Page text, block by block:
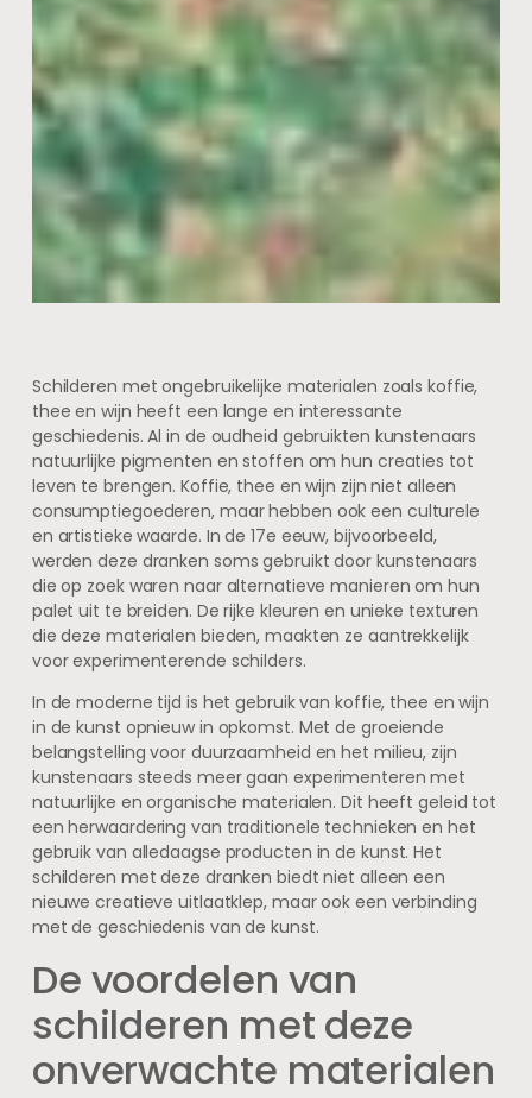
Schilderen met ongebruikelijke materialen zoals koffie,
thee en wijn heeft een lange en interessante
geschiedenis. Al in de oudheid gebruikten kunstenaars
natuurlijke pigmenten en stoffen om hun creaties tot
leven te brengen. Koffie, thee en wijn zijn niet alleen
consumptiegoederen, maar hebben ook een culturele
en artistieke waarde. In de 17e eeuw, bijvoorbeeld,
werden deze dranken soms gebruikt door kunstenaars
die op zoek waren naar alternatieve manieren om hun
palet uit te breiden. De rijke kleuren en unieke texturen
die deze materialen bieden, maakten ze aantrekkelijk
voor experimenterende schilders.
In de moderne tijd is het gebruik van koffie, thee en wijn
in de kunst opnieuw in opkomst. Met de groeiende
belangstelling voor duurzaamheid en het milieu, zijn
kunstenaars steeds meer gaan experimenteren met
natuurlijke en organische materialen. Dit heeft geleid tot
een herwaardering van traditionele technieken en het
gebruik van alledaagse producten in de kunst. Het
schilderen met deze dranken biedt niet alleen een
nieuwe creatieve uitlaatklep, maar ook een verbinding
met de geschiedenis van de kunst.
De voordelen van
schilderen met deze
onverwachte materialen